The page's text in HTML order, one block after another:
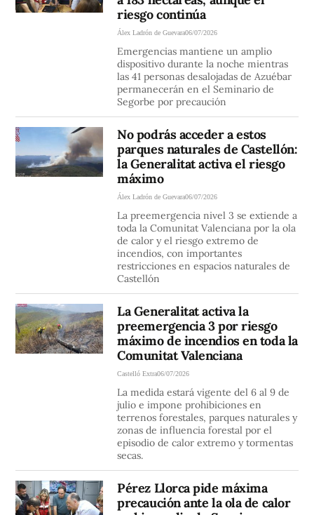
riesgo continúa
Álex Ladrón de Guevara06/07/2026
Emergencias mantiene un amplio
dispositivo durante la noche mientras
las 41 personas desalojadas de Azuébar
permanecerán en el Seminario de
Segorbe por precaución
No podrás acceder a estos
parques naturales de Castellón:
la Generalitat activa el riesgo
máximo
Álex Ladrón de Guevara06/07/2026
La preemergencia nivel 3 se extiende a
toda la Comunitat Valenciana por la ola
de calor y el riesgo extremo de
incendios, con importantes
restricciones en espacios naturales de
Castellón
La Generalitat activa la
preemergencia 3 por riesgo
máximo de incendios en toda la
Comunitat Valenciana
Castelló Extra06/07/2026
La medida estará vigente del 6 al 9 de
julio e impone prohibiciones en
terrenos forestales, parques naturales y
zonas de influencia forestal por el
episodio de calor extremo y tormentas
secas.
Pérez Llorca pide máxima
precaución ante la ola de calor